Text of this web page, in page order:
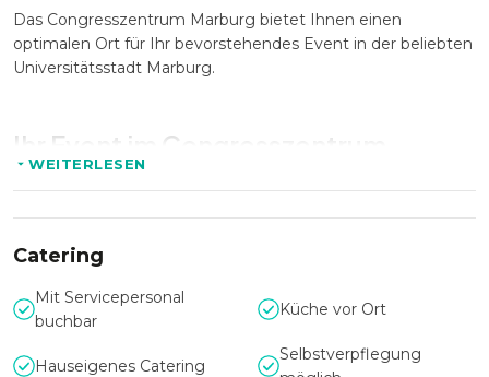
Das Congresszentrum Marburg bietet Ihnen einen
optimalen Ort für Ihr bevorstehendes Event in der beliebten
Universitätsstadt Marburg.
Ihr Event im Congresszentrum
Marburg
Verfügung.
Ausstattung
WEITERLESEN
Catering
Mit Servicepersonal
buchbar
Küche vor Ort
Hauseigenes Catering
Selbstverpflegung